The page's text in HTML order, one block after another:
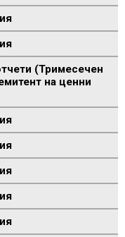
(Тримесечен
на ценни